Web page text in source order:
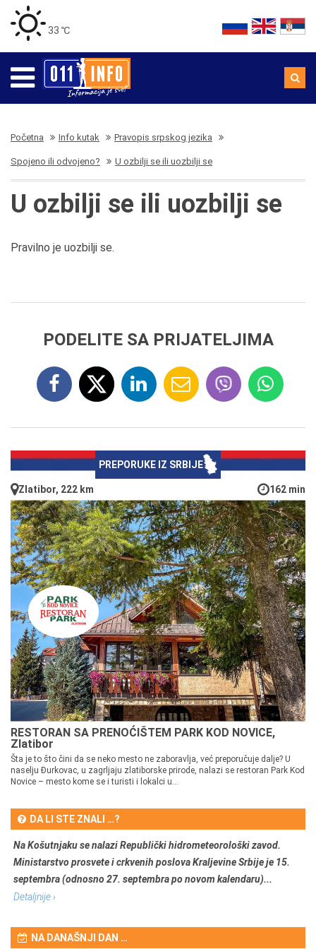
33 ℃
Početna Info kutak Pravopis srpskog jezika
Spojeno ili odvojeno? U ozbilji se ili uozbilji se
U ozbilji se ili uozbilji se
Pravilno je uozbilji se.
PODELITE SA PRIJATELJIMA
PREPORUKE IZ SRBIJE
Zlatibor, 222 km 162 min
RESTORAN SA PRENOĆIŠTEM PARK KOD NOVICE,
Zlatibor
Šta je to što čini da se neko mesto ne zaboravlja, već preporučuje dalje? U
naselju Đurkovac, u zagrljaju zlatiborske prirode, nalazi se restoran Park Kod
Novice – mesto kome se i turisti i lokalci u...
DA LI STE ZNALI …?
Na Košutnjaku se nalazi Republički hidrometeorološki zavod.
Ministarstvo prosvete i crkvenih poslova Kraljevine Srbije je 15.
septembra (odnosno 27. septembra po novom kalendaru)...
Detaljnije ›
NA DANAŠNJI DAN …